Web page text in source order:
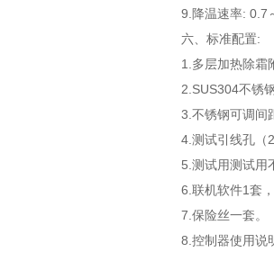
9.降温速率: 0.7
六、 标准配置:
1.多层加热除霜
2.SUS304不锈
3.不锈钢可调间
4.测试引线孔（
5.测试用测试用
6.联机软件1套
7.保险丝一套。
8.控制器使用说